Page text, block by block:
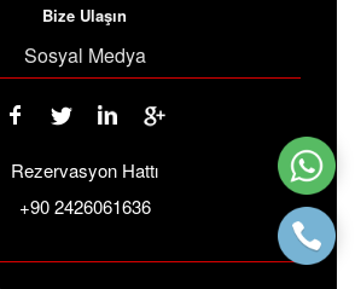
Bize Ulaşın
Sosyal Medya
Rezervasyon Hattı
+90 2426061636